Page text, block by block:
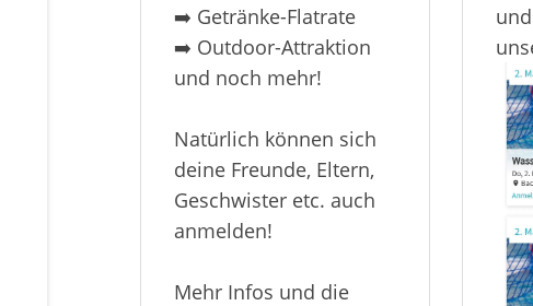
➡️ Getränke-Flatrate
➡️ Outdoor-Attraktion
und noch mehr!
Natürlich können sich
deine Freunde, Eltern,
Geschwister etc. auch
anmelden!
Mehr Infos und die